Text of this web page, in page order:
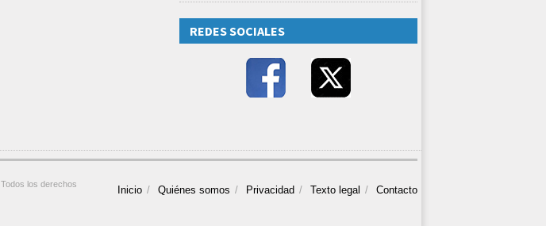
REDES SOCIALES
Inicio Quiénes somos Privacidad Texto legal Contacto
. Todos los derechos